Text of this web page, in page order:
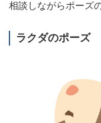
相談しながらポーズ
ラクダのポーズ